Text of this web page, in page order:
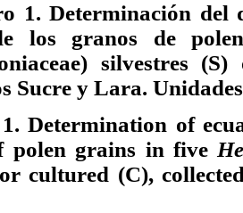
1. Determinación
los granos de
silvestres
Sucre y Lara.
Determination of
polen grains in five
cultured (C),